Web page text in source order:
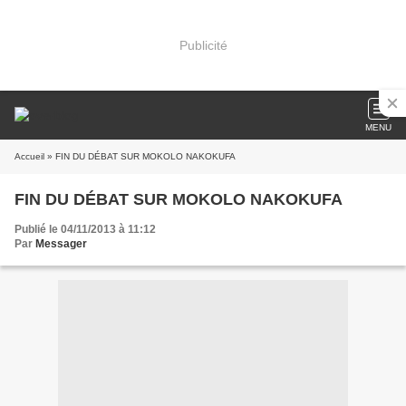
Publicité
MENU
Accueil » FIN DU DÉBAT SUR MOKOLO NAKOKUFA
FIN DU DÉBAT SUR MOKOLO NAKOKUFA
Publié le 04/11/2013 à 11:12
Par Messager